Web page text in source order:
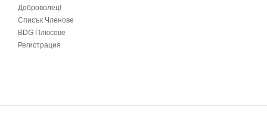
Доброволец!
Списък Членове
BDG Плюсове
Регистрация